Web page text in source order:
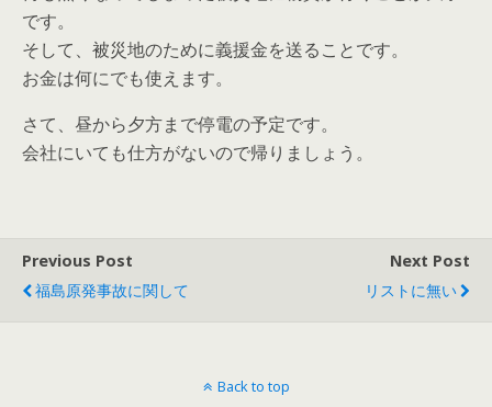
です。
そして、被災地のために義援金を送ることです。
お金は何にでも使えます。
さて、昼から夕方まで停電の予定です。
会社にいても仕方がないので帰りましょう。
Previous Post
福島原発事故に関して
Next Post
リストに無い
Back to top